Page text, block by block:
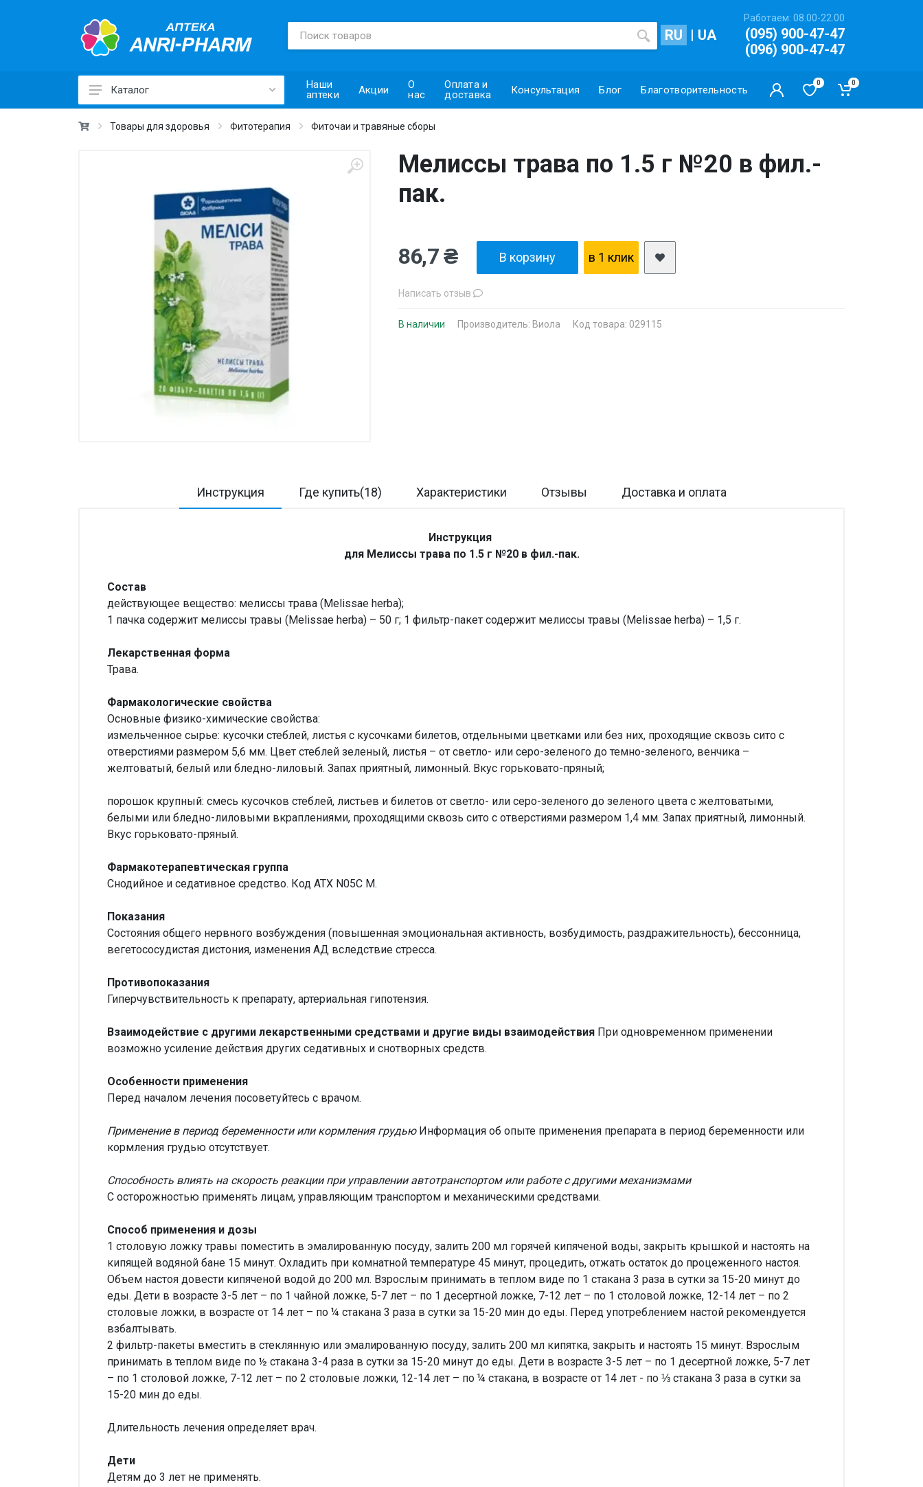
RU | UA
Работаем: 08.00-22.00
(095) 900-47-47
(096) 900-47-47
Каталог
Лекарственные средства ›
Лечебная косметика ›
Красота и уход ›
Витамины и добавки ›
Ежедневная гигиена ›
Для детей и мам ›
Товары для дома ›
Косметика CODERMA KIDS
Наши
аптеки
Акции
О
нас
Оплата и
доставка
Консультация Блог Благотворительность
0 0
Товары для здоровья Фитотерапия Фиточаи и травяные сборы
Мелиссы трава по 1.5 г №20 в фил.-
пак.
Написать отзыв
В наличии Производитель: Виола Код товара: 029115
86,7 ₴ В корзину в 1 клик
Инструкция Где купить(18) Характеристики Отзывы Доставка и оплата
Инструкция
для Мелиссы трава по 1.5 г №20 в фил.-пак.
Состав
действующее вещество: мелиссы трава (Melissae herba);
1 пачка содержит мелиссы травы (Melissae herba) – 50 г; 1 фильтр-пакет содержит мелиссы травы (Melissae herba) – 1,5 г.
Лекарственная форма
Трава.
Фармакологические свойства
Основные физико-химические свойства:
измельченное сырье: кусочки стеблей, листья с кусочками билетов, отдельными цветками или без них, проходящие сквозь сито с
отверстиями размером 5,6 мм. Цвет стеблей зеленый, листья – от светло- или серо-зеленого до темно-зеленого, венчика –
желтоватый, белый или бледно-лиловый. Запах приятный, лимонный. Вкус горьковато-пряный;
порошок крупный: смесь кусочков стеблей, листьев и билетов от светло- или серо-зеленого до зеленого цвета с желтоватыми,
белыми или бледно-лиловыми вкраплениями, проходящими сквозь сито с отверстиями размером 1,4 мм. Запах приятный, лимонный.
Вкус горьковато-пряный.
Фармакотерапевтическая группа
Снодийное и седативное средство. Код АТХ N05С М.
Показания
Состояния общего нервного возбуждения (повышенная эмоциональная активность, возбудимость, раздражительность), бессонница,
вегетососудистая дистония, изменения АД вследствие стресса.
Противопоказания
Гиперчувствительность к препарату, артериальная гипотензия.
Взаимодействие с другими лекарственными средствами и другие виды взаимодействия При одновременном применении
возможно усиление действия других седативных и снотворных средств.
Особенности применения
Перед началом лечения посоветуйтесь с врачом.
Применение в период беременности или кормления грудьюИнформация об опыте применения препарата в период беременности или
кормления грудью отсутствует.
Способность влиять на скорость реакции при управлении автотранспортом или работе с другими механизмами
С осторожностью применять лицам, управляющим транспортом и механическими средствами.
Способ применения и дозы
1 столовую ложку травы поместить в эмалированную посуду, залить 200 мл горячей кипяченой воды, закрыть крышкой и настоять на
кипящей водяной бане 15 минут. Охладить при комнатной температуре 45 минут, процедить, отжать остаток до процеженного настоя.
Объем настоя довести кипяченой водой до 200 мл. Взрослым принимать в теплом виде по 1 стакана 3 раза в сутки за 15-20 минут до
еды. Дети в возрасте 3-5 лет – по 1 чайной ложке, 5-7 лет – по 1 десертной ложке, 7-12 лет – по 1 столовой ложке, 12-14 лет – по 2
столовые ложки, в возрасте от 14 лет – по ¼ стакана 3 раза в сутки за 15-20 мин до еды. Перед употреблением настой рекомендуется
взбалтывать.
2 фильтр-пакеты вместить в стеклянную или эмалированную посуду, залить 200 мл кипятка, закрыть и настоять 15 минут. Взрослым
принимать в теплом виде по ½ стакана 3-4 раза в сутки за 15-20 минут до еды. Дети в возрасте 3-5 лет – по 1 десертной ложке, 5-7 лет
– по 1 столовой ложке, 7-12 лет – по 2 столовые ложки, 12-14 лет – по ¼ стакана, в возрасте от 14 лет - по ⅓ стакана 3 раза в сутки за
15-20 мин до еды.
Длительность лечения определяет врач.
Дети
Детям до 3 лет не применять.